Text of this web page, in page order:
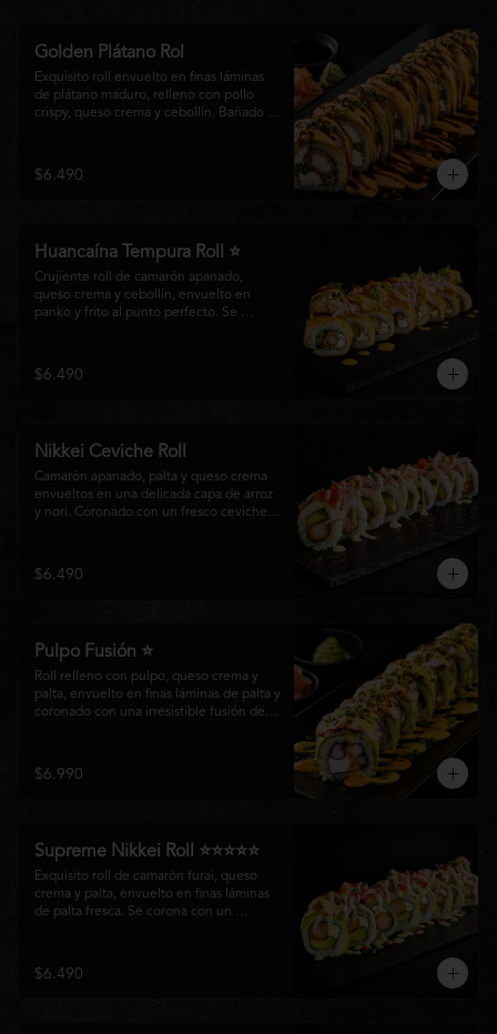
Golden Plátano Rol
Exquisito roll envuelto en finas láminas
de plátano maduro, relleno con pollo
crispy, queso crema y cebollín. Bañado
tostado y cebollín fresco. Una
combinación perfecta entre el dulzor del
$6.490
Huancaína Tempura Roll ⭐
Crujiente roll de camarón apanado,
queso crema y cebollín, envuelto en
panko y frito al punto perfecto. Se
y una sedosa salsa huancaína, finalizada
con toques de pimentón rojo fresco que
$6.490
Nikkei Ceviche Roll
Camarón apanado, palta y queso crema
envueltos en una delicada capa de arroz
y nori. Coronado con un fresco ceviche
creando un equilibrio perfecto entre
frescura, cremosidad y crocancia en cada
$6.490
Pulpo Fusión ⭐
Roll relleno con pulpo, queso crema y
palta, envuelto en finas láminas de palta y
coronado con una irresistible fusión de
láminas de pulpo, ofreciendo una
combinación perfecta entre frescura,
$6.990
Supreme Nikkei Roll ⭐⭐⭐⭐⭐
Exquisito roll de camarón furai, queso
crema y palta, envuelto en finas láminas
de palta fresca. Se corona con un
fusión de texturas, frescura y sabores que
resaltan la esencia del Pacífico.
$6.490